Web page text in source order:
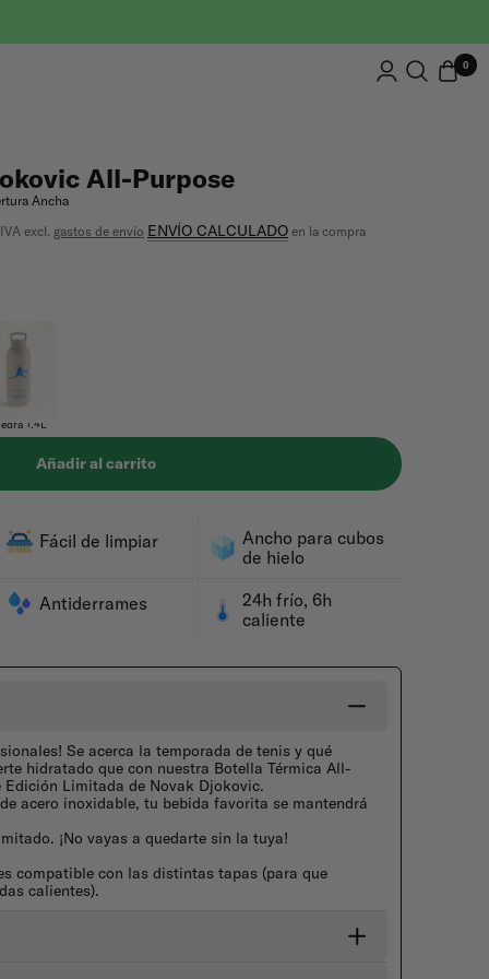
0
All-Purpose
Ancha
excl. gastos de envío ENVÍO CALCULADO en la compra
1.4L
Añadir al carrito
Fácil de limpiar
Ancho para cubos
de hielo
Antiderrames
24h frío, 6h
caliente
Se acerca la temporada de tenis y qué
hidratado que con nuestra Botella Térmica All-
Edición Limitada de Novak Djokovic.
acero inoxidable, tu bebida favorita se mantendrá
¡No vayas a quedarte sin la tuya!
compatible con las distintas tapas (para que
calientes).